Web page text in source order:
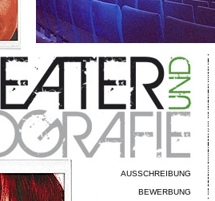
AUSSCHREIBUNG
BEWERBUNG